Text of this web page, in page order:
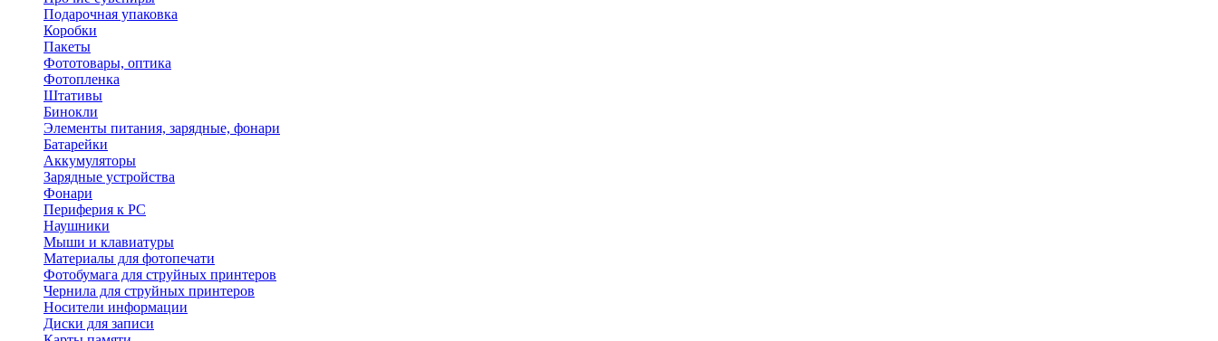
Подарочная упаковка
Коробки
Пакеты
Фототовары, оптика
Фотопленка
Штативы
Бинокли
Элементы питания, зарядные, фонари
Батарейки
Аккумуляторы
Зарядные устройства
Фонари
Периферия к PC
Наушники
Мыши и клавиатуры
Материалы для фотопечати
Фотобумага для струйных принтеров
Чернила для струйных принтеров
Носители информации
Диски для записи